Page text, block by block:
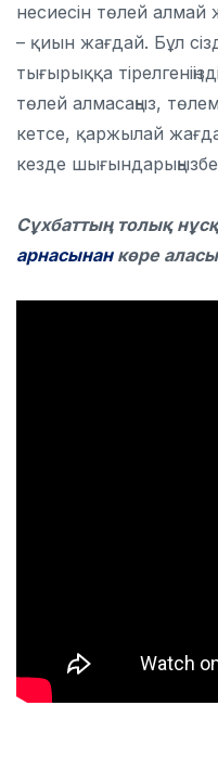
несиесін төлей
– қиын жағдай. Бұл
тығырыққа
төлей алмасаңыз,
кетсе, қаржылай
кезде
Сұхбаттың толық
арнасынан көре